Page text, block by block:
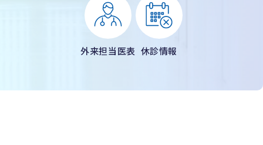
外来担当医表 休診情報